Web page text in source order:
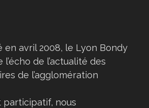
en avril 2008, le Lyon Bondy
de l’actualité des
de l’agglomération
nous